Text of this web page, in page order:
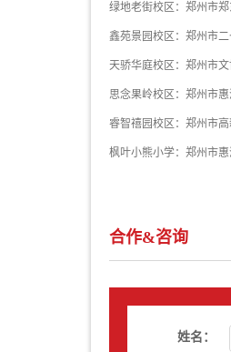
绿地老街校区：郑州市郑
鑫苑景园校区：郑州市二
天骄华庭校区：郑州市文
思念果岭校区：郑州市惠
睿智禧园校区：郑州市高
枫叶小熊小学：郑州市惠
合作&咨询
姓名：